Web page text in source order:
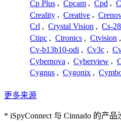
Cp Plus , Cpcam , Cpd ,
Creality , Creative ,
Crl , Crystal Vision , Cs-
Ctipc , Ctronics , Ctvision ,
Cv-b13b10-odi , Cv3c ,
Cybernova , Cyberview ,
Cygnus , Cygonix ,
更多来源
* iSpyConnect 与 Cinnado 的产